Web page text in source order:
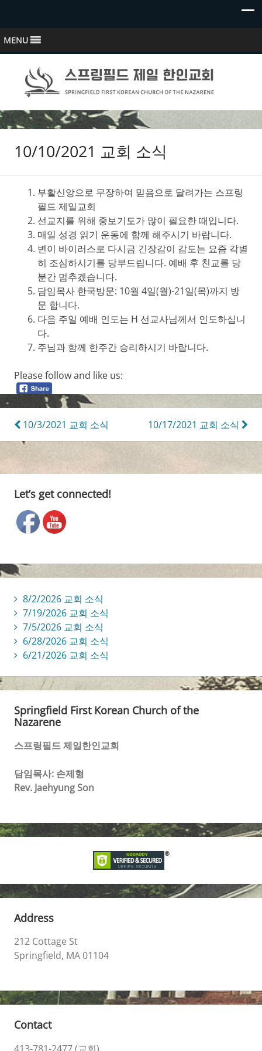
MENU
스프링필드 제일한인교회
Springfield First Korean Church of the Nazarene
10/10/2021 교회 소식
부활신앙으로 무장하여 믿음으로 달려가는 스프링
필드 제일교회
선교지를 위해 중보기도가 많이 필요한 때입니다.
매일 성경 읽기 운동에 함께 해주시기 바랍니다.
변이 바이러스로 다시금 긴장감이 감도는 요즘 각별
히 조심하시기를 당부드립니다. 예배 후 친교를 당
분간 멈추겠습니다.
담임목사 한국방문: 10월 4일(월)-21일(목)까지 방
문 합니다.
다음 주일 예배 인도는 H 선교사님께서 인도하십니
다.
주님과 함께 한주간 승리하시기 바랍니다.
Please follow and like us:
Post
navigation
10/3/2021 교회 소식 10/17/2021 교회 소식
Let’s get connected!
8/2/2026 교회 소식
7/19/2026 교회 소식
7/5/2026 교회 소식
6/28/2026 교회 소식
6/21/2026 교회 소식
Springfield First Korean Church of the
Nazarene
스프링필드 제일한인교회
담임목사: 손제형
Rev. Jaehyung Son
Address
212 Cottage St
Springfield, MA 01104
Contact